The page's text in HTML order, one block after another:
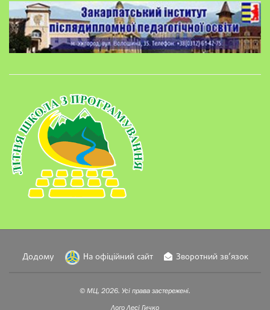
Додому На офіційний сайт Зворотний зв’язок
© МЦ, 2026. Усі права застережені.
Лого Лесі Гичко